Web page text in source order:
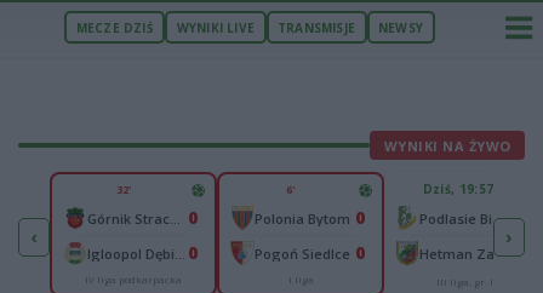
MECZE DZIŚ WYNIKI LIVE TRANSMISJE NEWSY
WYNIKI NA ŻYWO
‹
65
25
32'
0
0
IV liga podkarpacka
6'
Polonia Bytom 0
Pogoń Siedlce 0
I liga
Dziś, 19:57
Podlasie Biała Podlaska
Hetman Zamość
III liga, gr. IV
›